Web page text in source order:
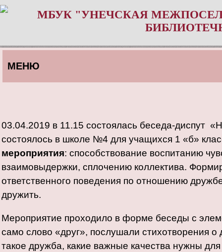
МБУК "УНЕЧСКАЯ
МЕНЮ
03.04.2019 в 11.15 состоялась беседа-диспут
состоялось в школе №4 для учащихся 1 «б»
мероприятия: способствование воспитанию
взаимовыдержки, сплочению коллектива.
ответственного поведения по отношению
дружить.
Мероприятие проходило в форме беседы с
само слово «друг», послушали стихотворения
такое дружба, какие важные качества нужны